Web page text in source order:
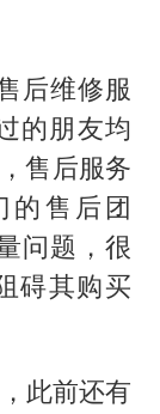
后维修服
的朋友均
售后服务
的售后团
问题，很
碍其购买
此前还有